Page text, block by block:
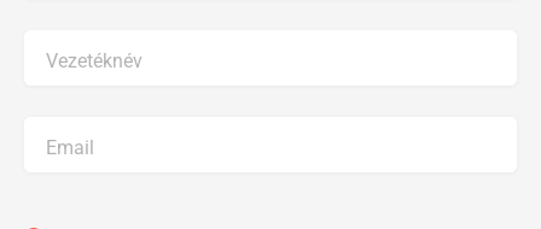
Vezetéknév
Email